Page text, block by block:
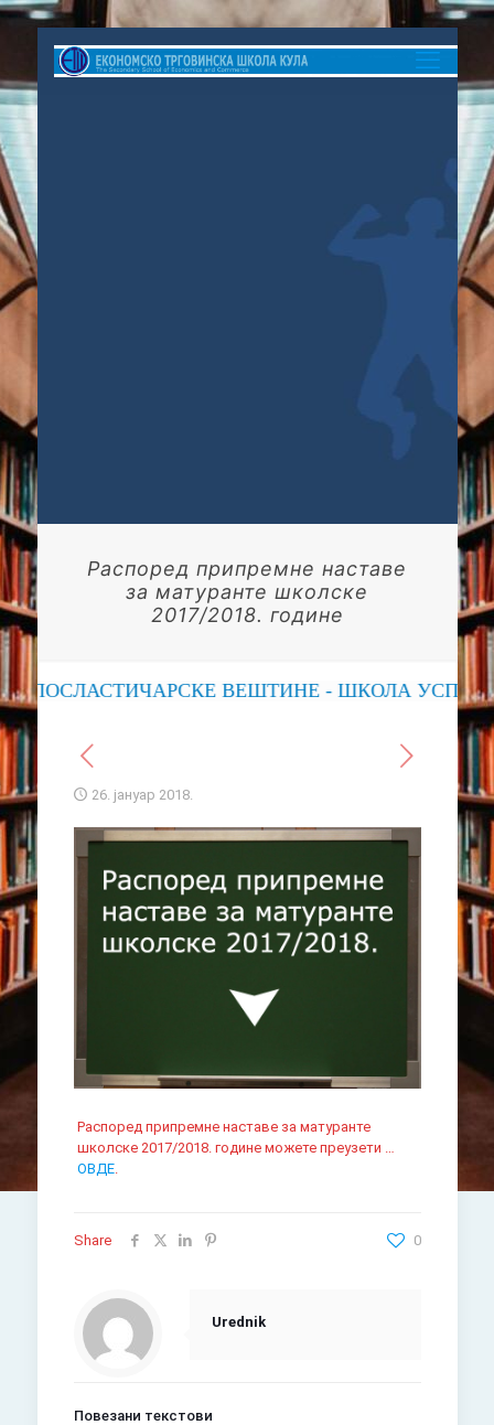
Распоред припремне наставе
за матуранте школске
2017/2018. године
ПОСЛАСТИЧАРСКЕ ВЕШТИНЕ - ШКОЛА УСПЕХА
26. јануар 2018.
Распоред припремне наставе за матуранте
школске 2017/2018. године можете преузети …
ОВДЕ.
Share 0
Urednik
Повезани текстови